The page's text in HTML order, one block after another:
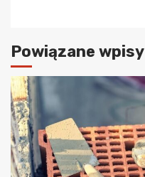
Powiązane wpisy